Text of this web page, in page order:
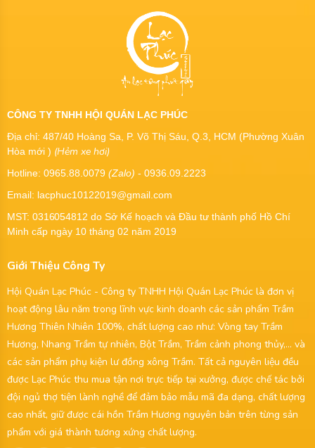
CÔNG TY TNHH HỘI QUÁN LẠC PHÚC
Địa chỉ: 487/40 Hoàng Sa, P. Võ Thị Sáu, Q.3, HCM (Phường Xuân
Hòa mới ) (Hẻm xe hơi)
Hotline: 0965.88.0079 (Zalo) - 0936.09.2223
Email: lacphuc10122019@gmail.com
MST: 0316054812 do Sở Kế hoạch và Đầu tư thành phố Hồ Chí
Minh cấp ngày 10 tháng 02 năm 2019
Giới Thiệu Công Ty
Hội Quán Lạc Phúc - Công ty TNHH Hội Quán Lạc Phúc là đơn vị
hoạt động lâu năm trong lĩnh vực kinh doanh các sản phẩm Trầm
Hương Thiên Nhiên 100%, chất lượng cao như: Vòng tay Trầm
Hương, Nhang Trầm tự nhiên, Bột Trầm, Trầm cảnh phong thủy,... và
các sản phẩm phụ kiện lư đồng xông Trầm. Tất cả nguyên liệu đều
được Lạc Phúc thu mua tận nơi trực tiếp tại xưởng, được chế tác bởi
đội ngủ thợ tiện lành nghề để đảm bảo mẫu mã đa dạng, chất lượng
cao nhất, giữ được cái hồn Trầm Hương nguyên bản trên từng sản
phẩm với giá thành tương xứng chất lượng.